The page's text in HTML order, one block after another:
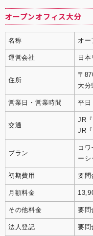
オープンオフィス大分
名称 オー
運営会社 日
住所
〒
大
営業日・営業時間 平
交通
JR
JR
プラン
コ
ーシ
初期費用 要問
月額料金
その他料金 要問
法人登記 要問